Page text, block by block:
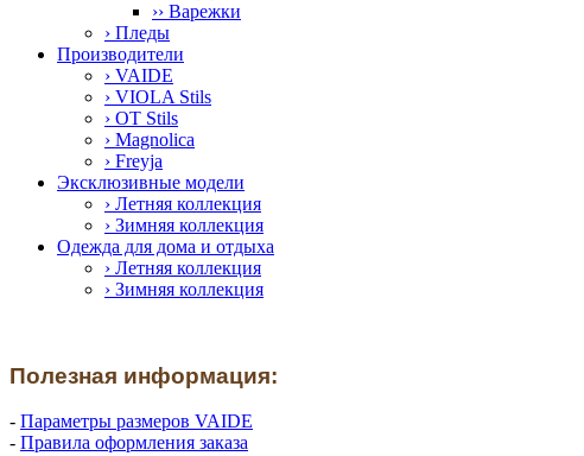
›› Варежки
› Пледы
Производители
› VAIDE
› VIOLA Stils
› OT Stils
› Magnolica
› Freyja
Эксклюзивные модели
› Летняя коллекция
› Зимняя коллекция
Одежда для дома и отдыха
› Летняя коллекция
› Зимняя коллекция
Полезная информация:
- Параметры размеров VAIDE
- Правила оформления заказа